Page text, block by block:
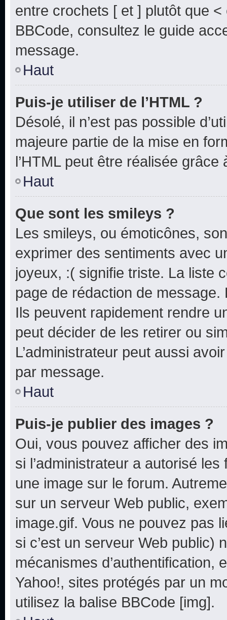
entre crochets [ et ] plutôt que
BBCode, consultez le guide
message.
Haut
Puis-je utiliser de l’HTML ?
Désolé, il n’est pas possible
majeure partie de la mise en
l’HTML peut être réalisée grâce
Haut
Que sont les smileys ?
Les smileys, ou émoticônes,
exprimer des sentiments avec
joyeux, :( signifie triste. La liste
page de rédaction de
Ils peuvent rapidement rendre
peut décider de les retirer ou
L’administrateur peut aussi
par message.
Haut
Puis-je publier des images ?
Oui, vous pouvez afficher des
si l’administrateur a autorisé
une image sur le forum.
sur un serveur Web public,
image.gif. Vous ne pouvez pas
si c’est un serveur Web public)
mécanismes d’authentification,
Yahoo!, sites protégés par un
utilisez la balise BBCode [img].